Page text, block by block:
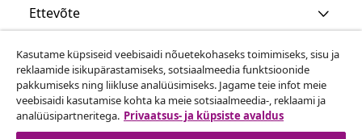
Ettevõte
vidaXL
Vaata rohkem
Kasutame küpsiseid veebisaidi nõuetekohaseks toimimiseks, sisu ja
reklaamide isikupärastamiseks, sotsiaalmeedia funktsioonide
pakkumiseks ning liikluse analüüsimiseks. Jagame teie infot meie
veebisaidi kasutamise kohta ka meie sotsiaalmeedia-, reklaami ja
analüüsipartneritega. Privaatsus- ja küpsiste avaldus